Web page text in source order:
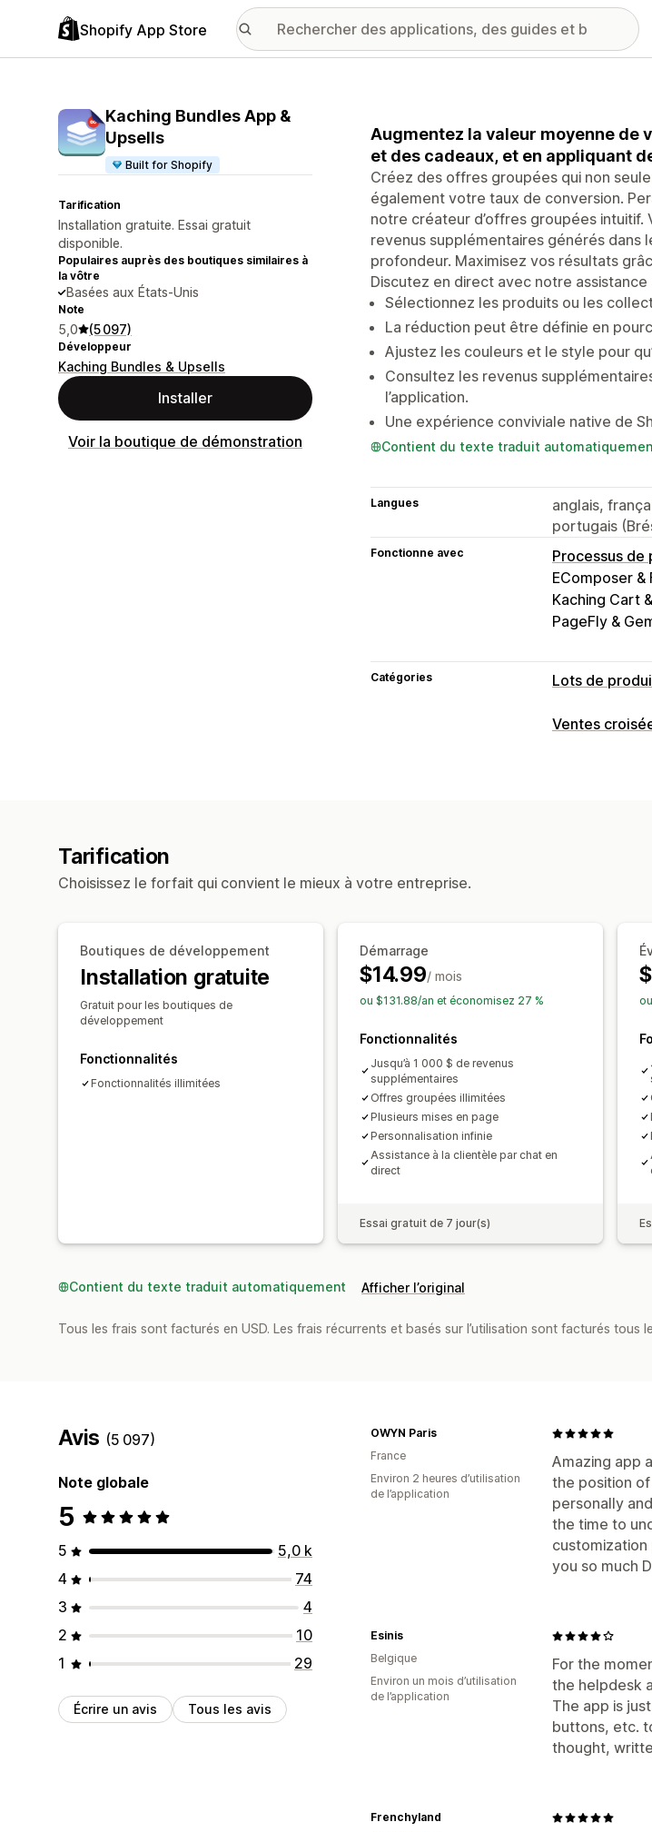
Shopify App Store
Kaching Bundles App &
Upsells
Built for Shopify
Tarification
Installation gratuite. Essai gratuit
disponible.
Populaires auprès des boutiques similaires à
la vôtre
Basées aux États-Unis
Note
5,0 (5 097)
Développeur
Kaching Bundles & Upsells
Installer
Voir la boutique de démonstration
Augmentez la valeur moyenne de
et des cadeaux, et en appliquant
Créez des offres groupées qui non
également votre taux de conversion.
notre créateur d’offres groupées
revenus supplémentaires générés dans
profondeur. Maximisez vos résultats
Discutez en direct avec notre assistance
Sélectionnez les produits ou les
La réduction peut être définie en
Ajustez les couleurs et le style pour
Consultez les revenus
l’application.
Une expérience conviviale native de
Contient du texte traduit
Langues
anglais,
portugais
Fonctionne avec Processus de
EComposer &
Kaching Cart
PageFly &
Catégories Lots de
Types de lots
Réductions
Réductions
Abonnements
Tarification
Ventes
Garanties
Expédition
Seuils
Mise à niveau
Analyses de
Tarification
Choisissez le forfait qui convient le mieux à votre entreprise.
Boutiques de développement
Installation gratuite
Gratuit pour les boutiques de
développement
Fonctionnalités
Fonctionnalités illimitées
Démarrage
$14.99/ mois
ou $131.88/an et économisez 27 %
Fonctionnalités
Jusqu’à 1 000 $ de revenus
supplémentaires
Offres groupées illimitées
Plusieurs mises en page
Personnalisation infinie
Assistance à la clientèle par chat en
direct
Essai gratuit de 7 jour(s)
Contient du texte traduit automatiquement Afficher l’original
Tous les frais sont facturés en USD. Les frais récurrents et basés sur l’utilisation sont facturés tous
Avis (5 097)
Note globale
5
5
5,0 k
4
74
3
4
2
10
1
29
Écrire un avis Tous les avis
Amazing app
the position
personally
the time to
you so much
OWYN Paris
France
Environ 2 heures d’utilisation
de l’application
For the
the helpdesk
The app is
buttons, etc.
thought,
Esinis
Belgique
Environ un mois d’utilisation
de l’application
Frenchyland